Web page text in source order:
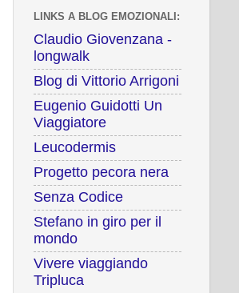
LINKS A BLOG EMOZIONALI:
Claudio Giovenzana -
longwalk
Blog di Vittorio Arrigoni
Eugenio Guidotti Un
Viaggiatore
Leucodermis
Progetto pecora nera
Senza Codice
Stefano in giro per il
mondo
Vivere viaggiando
Tripluca